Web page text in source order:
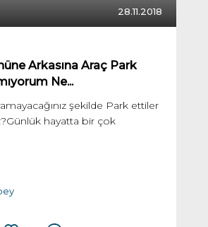
28.11.2018
Arkasına Araç Park
Ne...
şekilde Park ettiler
hayatta bir çok